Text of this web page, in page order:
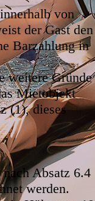
von
der Gast den
Barzahlung in
weitere Gründe
Mietobjekt
(1), dieses
Absatz 6.4
werden.